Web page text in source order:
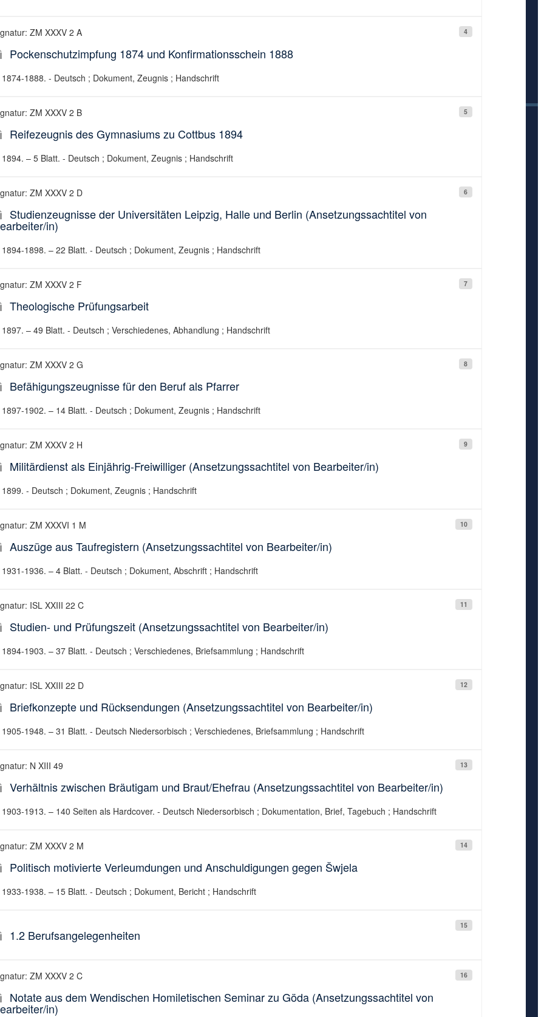
4
ZM XXXV 2 A
Pockenschutzimpfung 1874 und Konfirmationsschein 1888
1874-1888. - Deutsch ; Dokument, Zeugnis ; Handschrift
5
ZM XXXV 2 B
Reifezeugnis des Gymnasiums zu Cottbus 1894
1894. – 5 Blatt. - Deutsch ; Dokument, Zeugnis ; Handschrift
6
ZM XXXV 2 D
Studienzeugnisse der Universitäten Leipzig, Halle und Berlin (Ansetzungssachtitel von
in)
1894-1898. – 22 Blatt. - Deutsch ; Dokument, Zeugnis ; Handschrift
7
ZM XXXV 2 F
Theologische Prüfungsarbeit
1897. – 49 Blatt. - Deutsch ; Verschiedenes, Abhandlung ; Handschrift
8
ZM XXXV 2 G
Befähigungszeugnisse für den Beruf als Pfarrer
1897-1902. – 14 Blatt. - Deutsch ; Dokument, Zeugnis ; Handschrift
9
ZM XXXV 2 H
Militärdienst als Einjährig-Freiwilliger (Ansetzungssachtitel von Bearbeiter/in)
1899. - Deutsch ; Dokument, Zeugnis ; Handschrift
10
ZM XXXVI 1 M
Auszüge aus Taufregistern (Ansetzungssachtitel von Bearbeiter/in)
1931-1936. – 4 Blatt. - Deutsch ; Dokument, Abschrift ; Handschrift
11
ISL XXIII 22 C
Studien- und Prüfungszeit (Ansetzungssachtitel von Bearbeiter/in)
1894-1903. – 37 Blatt. - Deutsch ; Verschiedenes, Briefsammlung ; Handschrift
12
ISL XXIII 22 D
Briefkonzepte und Rücksendungen (Ansetzungssachtitel von Bearbeiter/in)
1905-1948. – 31 Blatt. - Deutsch Niedersorbisch ; Verschiedenes, Briefsammlung ; Handschrift
13
N XIII 49
Verhältnis zwischen Bräutigam und Braut/Ehefrau (Ansetzungssachtitel von Bearbeiter/in)
1903-1913. – 140 Seiten als Hardcover. - Deutsch Niedersorbisch ; Dokumentation, Brief, Tagebuch ; Handschrift
14
ZM XXXV 2 M
Politisch motivierte Verleumdungen und Anschuldigungen gegen Šwjela
1933-1938. – 15 Blatt. - Deutsch ; Dokument, Bericht ; Handschrift
15
1.2 Berufsangelegenheiten
16
ZM XXXV 2 C
Notate aus dem Wendischen Homiletischen Seminar zu Göda (Ansetzungssachtitel von
in)